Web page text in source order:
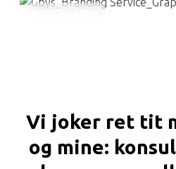
Vi joker ret tit
og mine: